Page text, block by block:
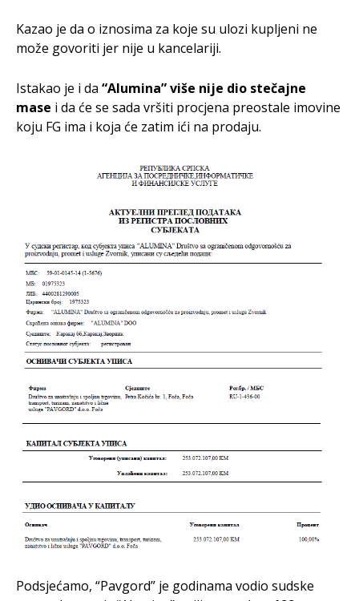
Kazao je da o iznosima za koje su ulozi kupljeni ne
može govoriti jer nije u kancelariji.
Istakao je i da “Alumina” više nije dio stečajne
mase i da će se sada vršiti procjena preostale imovine
koju FG ima i koja će zatim ići na prodaju.
Podsjećamo, “Pavgord” je godinama vodio sudske